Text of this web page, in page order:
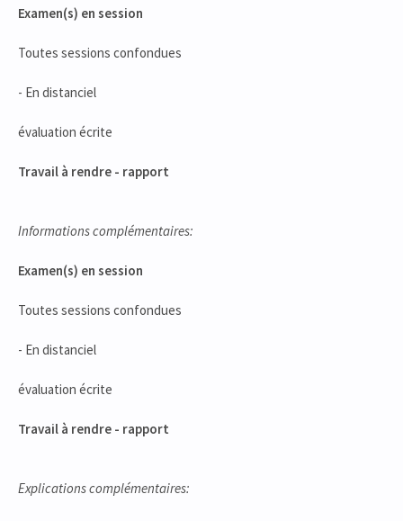
Examen(s) en session
Toutes sessions confondues
- En distanciel
évaluation écrite
Travail à rendre - rapport
Informations complémentaires:
Examen(s) en session
Toutes sessions confondues
- En distanciel
évaluation écrite
Travail à rendre - rapport
Explications complémentaires: